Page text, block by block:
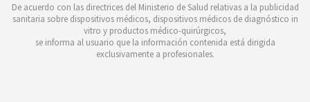
De acuerdo con las directrices del Ministerio de Salud relativas a la publicidad
sanitaria sobre dispositivos médicos, dispositivos médicos de diagnóstico in
vitro y productos médico-quirúrgicos,
se informa al usuario que la información contenida está dirigida
exclusivamente a profesionales.